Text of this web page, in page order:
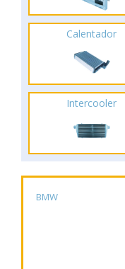
Calentador
Intercooler
BMW